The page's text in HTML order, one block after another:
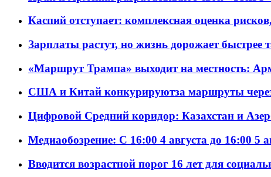
Каспий отступает: комплексная оценка
Зарплаты растут, но жизнь дорожает быстрее
«Маршрут Трампа» выходит на местность:
США и Китай конкурируютза маршруты
Цифровой Средний коридор: Казахстан и
Медиаобозрение: С 16:00 4 августа до 16:00 5
Вводится возрастной порог 16 лет для